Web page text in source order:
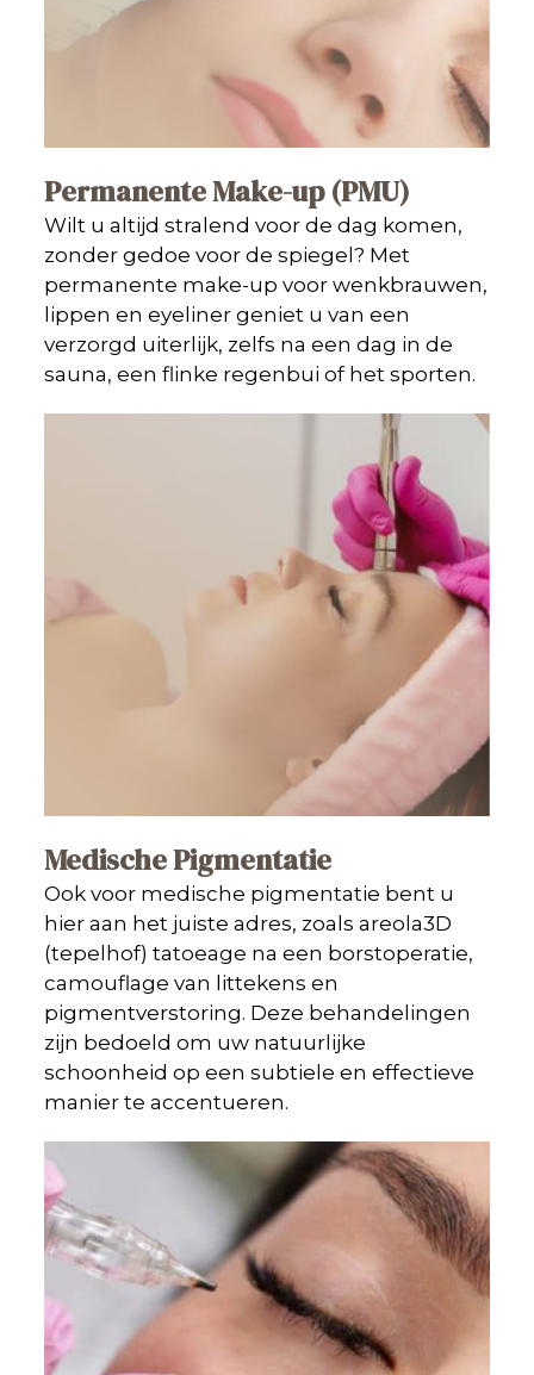
Permanente Make-up (PMU)
Wilt u altijd stralend voor de dag komen,
zonder gedoe voor de spiegel? Met
permanente make-up voor wenkbrauwen,
lippen en eyeliner geniet u van een
verzorgd uiterlijk, zelfs na een dag in de
sauna, een flinke regenbui of het sporten.
Medische Pigmentatie
Ook voor medische pigmentatie bent u
hier aan het juiste adres, zoals areola3D
(tepelhof) tatoeage na een borstoperatie,
camouflage van littekens en
pigmentverstoring. Deze behandelingen
zijn bedoeld om uw natuurlijke
schoonheid op een subtiele en effectieve
manier te accentueren.